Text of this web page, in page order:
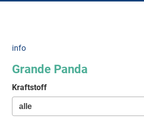
info
Grande Panda
Kraftstoff